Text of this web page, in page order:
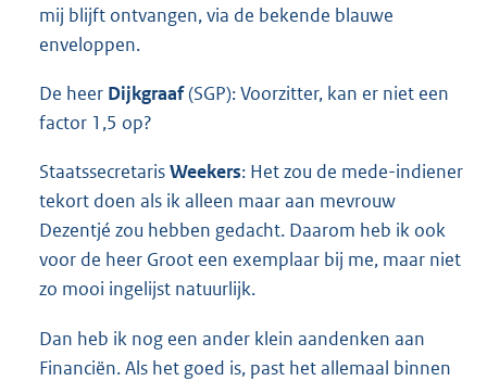
mij blijft ontvangen, via de bekende blauwe
enveloppen.
De heer Dijkgraaf(SGP): Voorzitter, kan er niet een
factor 1,5 op?
StaatssecretarisWeekers: Het zou de mede-indiener
tekort doen als ik alleen maar aan mevrouw
Dezentjé zou hebben gedacht. Daarom heb ik ook
voor de heer Groot een exemplaar bij me, maar niet
zo mooi ingelijst natuurlijk.
Dan heb ik nog een ander klein aandenken aan
Financiën. Als het goed is, past het allemaal binnen